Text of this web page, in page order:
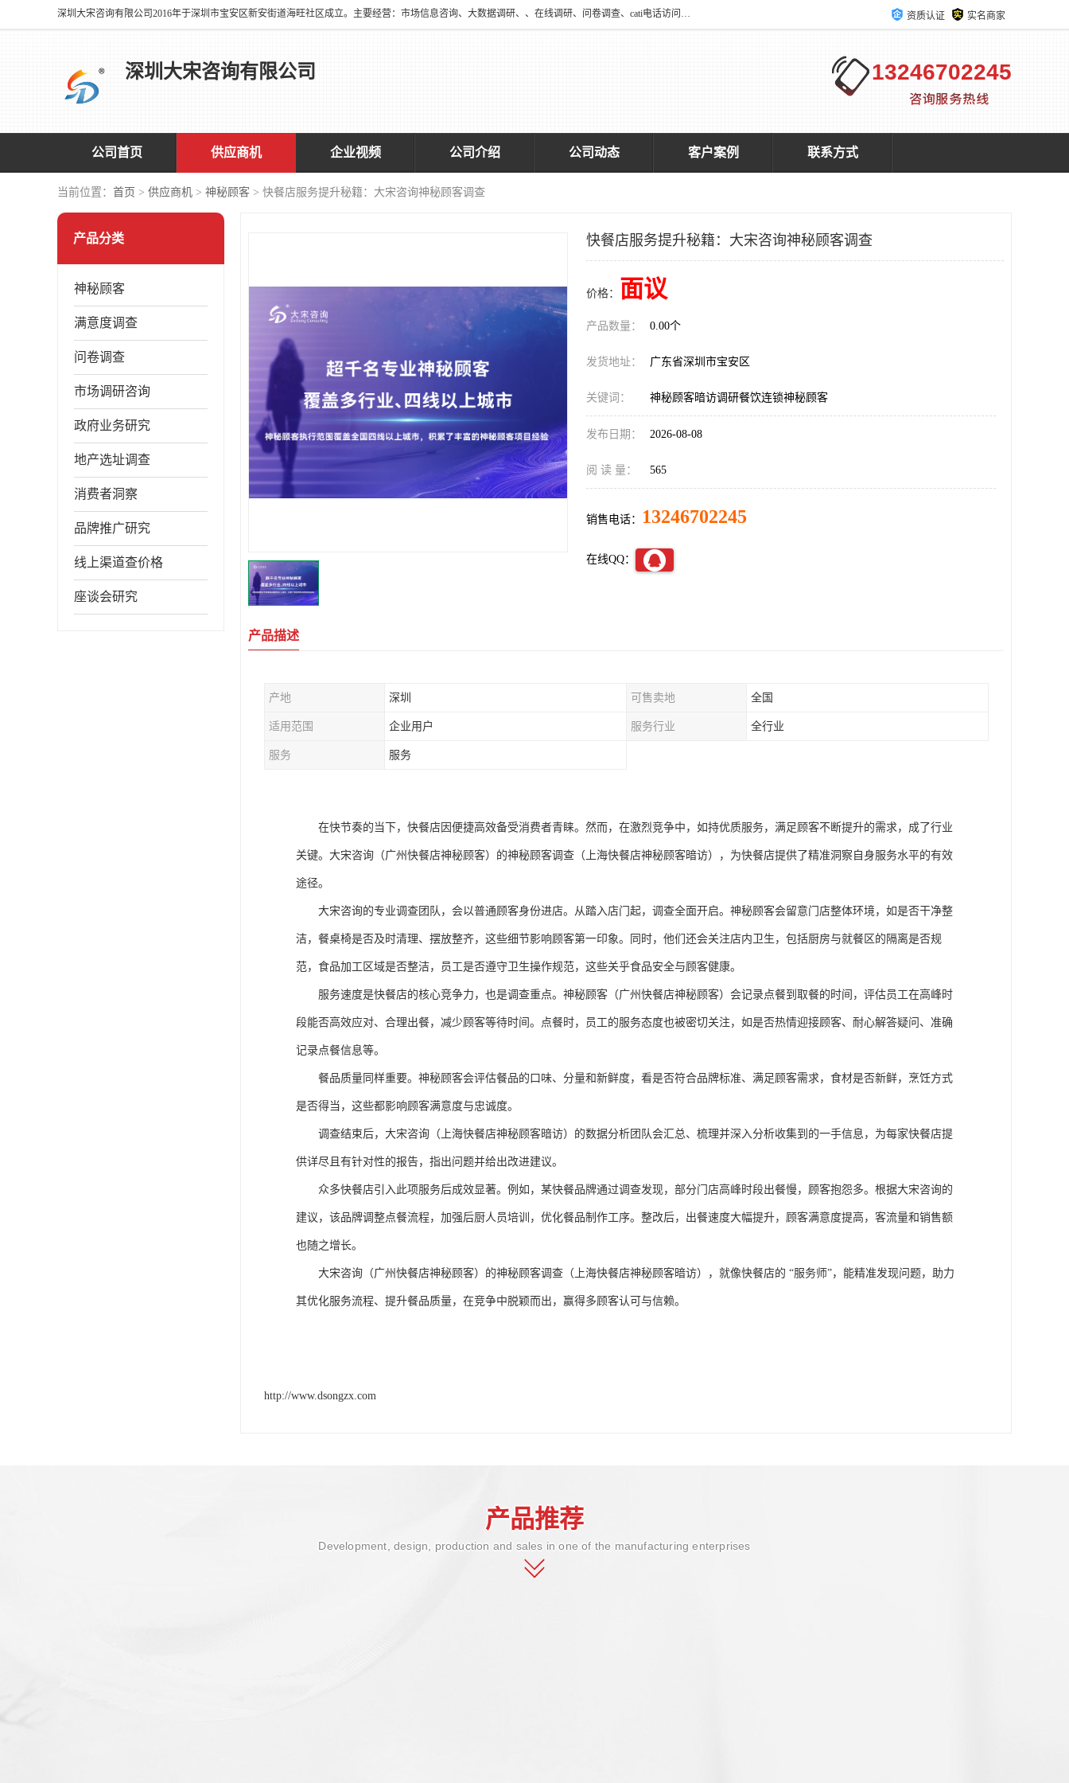
深圳大宋咨询有限公司2016年于深圳市宝安区新安街道海旺社区成立。主要经营：市场信息咨询、大数据调研、、在线调研、问卷调查、cati电话访问、神秘顾客调查、广告效果评估、消费者调查、大数据采集分析等，从事广告业务、国内贸易、数据采集、数据处理；公共文明测评。 资质认证 实名商家
深圳大宋咨询有限公司 13246702245
公司首页 供应商机 企业视频 公司介绍 公司动态 客户案例 联系方式
当前位置： 首页 > 供应商机 > 神秘顾客 > 快餐店服务提升秘籍：大宋咨询神秘顾客调查​
产品分类
神秘顾客
满意度调查
问卷调查
市场调研咨询
政府业务研究
地产选址调查
消费者洞察
品牌推广研究
线上渠道查价格
座谈会研究
快餐店服务提升秘籍：大宋咨询神秘顾客调查​
价格： 面议
产品数量： 0.00个
发货地址： 广东省深圳市宝安区
关键词： 神秘顾客暗访调研餐饮连锁神秘顾客
发布日期： 2026-08-08
阅 读 量： 565
销售电话： 13246702245
在线QQ：
产品描述
产地 深圳 可售卖地 全国
适用范围 企业用户 服务行业 全行业
服务 服务
在快节奏的当下，快餐店因便捷高效备受消费者青睐。然而，在激烈竞争中，如持优质服务，满足顾客不断提升的需求，成了行业
关键。大宋咨询 （广州快餐店神秘顾客） 的神秘顾客调查 （ 上海快餐店神秘顾客暗访） ，为快餐店提供了精准洞察自身服务水平的有效
途径。
大宋咨询的专业调查团队，会以普通顾客身份进店。从踏入店门起，调查全面开启。神秘顾客会留意门店整体环境，如是否干净整
洁，餐桌椅是否及时清理、摆放整齐，这些细节影响顾客第一印象。同时，他们还会关注店内卫生，包括厨房与就餐区的隔离是否规
范，食品加工区域是否整洁，员工是否遵守卫生操作规范，这些关乎食品安全与顾客健康。
服务速度是快餐店的核心竞争力，也是调查重点。神秘顾客 （广州快餐店神秘顾客） 会记录点餐到取餐的时间，评估员工在高峰时
段能否高效应对、合理出餐，减少顾客等待时间。点餐时，员工的服务态度也被密切关注，如是否热情迎接顾客、耐心解答疑问、准确
记录点餐信息等。
餐品质量同样重要。神秘顾客会评估餐品的口味、分量和新鲜度，看是否符合品牌标准、满足顾客需求，食材是否新鲜，烹饪方式
是否得当，这些都影响顾客满意度与忠诚度。
调查结束后，大宋咨询 （ 上海快餐店神秘顾客暗访） 的数据分析团队会汇总、梳理并深入分析收集到的一手信息，为每家快餐店提
供详尽且有针对性的报告，指出问题并给出改进建议。
众多快餐店引入此项服务后成效显著。例如，某快餐品牌通过调查发现，部分门店高峰时段出餐慢，顾客抱怨多。根据大宋咨询的
建议，该品牌调整点餐流程，加强后厨人员培训，优化餐品制作工序。整改后，出餐速度大幅提升，顾客满意度提高，客流量和销售额
也随之增长。
大宋咨询 （广州快餐店神秘顾客） 的神秘顾客调查 （ 上海快餐店神秘顾客暗访） ，就像快餐店的 “服务师”，能精准发现问题，助力
其优化服务流程、提升餐品质量，在竞争中脱颖而出，赢得多顾客认可与信赖。
http://www.dsongzx.com
产品推荐
Development, design, production and sales in one of the manufacturing enterprises